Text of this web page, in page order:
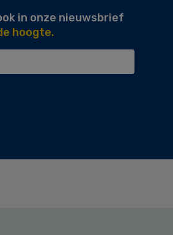
in onze nieuwsbrief
hoogte.